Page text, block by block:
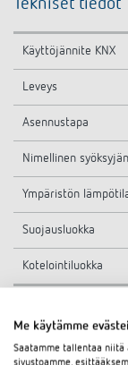
Tekniset tiedot
Käyttöjännite KNX
Leveys
Asennustapa
Nimellinen
Ympäristön
Suojausluokka
Kotelointiluokka
Tekniset
Me käytämme
Saatamme tallentaa niitä
sivustoamme,